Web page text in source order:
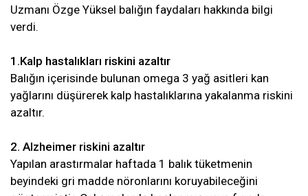
Uzmanı Özge Yüksel balığın faydaları hakkında bilgi
verdi.
1.Kalp hastalıkları riskini azaltır
Balığın içerisinde bulunan omega 3 yağ asitleri kan
yağlarını düşürerek kalp hastalıklarına yakalanma riskini
azaltır.
2. Alzheimer riskini azaltır
Yapılan arastırmalar haftada 1 balık tüketmenin
beyindeki gri madde nöronlarını koruyabileceğini